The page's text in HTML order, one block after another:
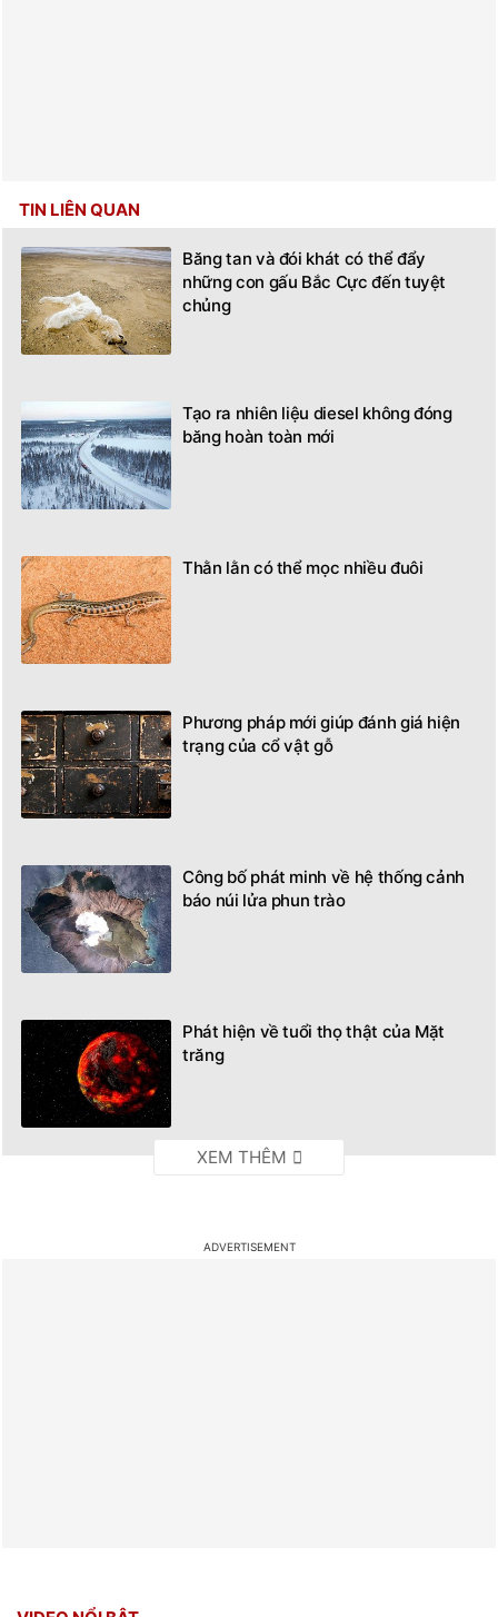
TIN LIÊN QUAN
Băng tan và đói khát có thể đẩy
những con gấu Bắc Cực đến tuyệt
chủng
Tạo ra nhiên liệu diesel không đóng
băng hoàn toàn mới
Thằn lằn có thể mọc nhiều đuôi
Phương pháp mới giúp đánh giá hiện
trạng của cổ vật gỗ
Công bố phát minh về hệ thống cảnh
báo núi lửa phun trào
Phát hiện về tuổi thọ thật của Mặt
trăng